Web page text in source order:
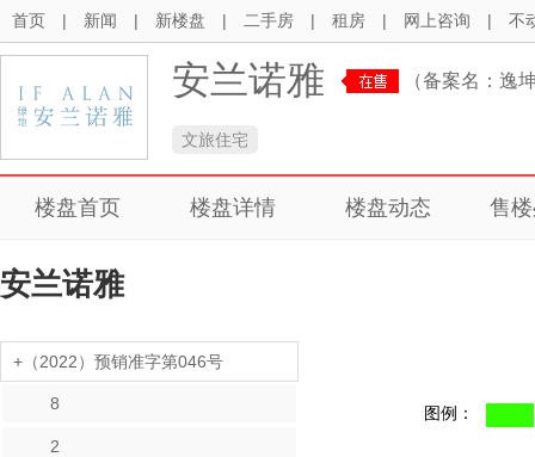
首页 | 新闻 | 新楼盘 | 二手房 | 租房 | 网上咨询 | 不
安兰诺雅 （备案名：逸
文旅住宅
楼盘首页 楼盘详情 楼盘动态 售
安兰诺雅
+（2022）预销准字第046号
8
2
图例：